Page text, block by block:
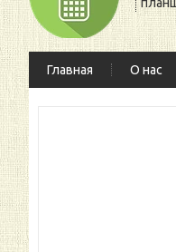
Главная О нас